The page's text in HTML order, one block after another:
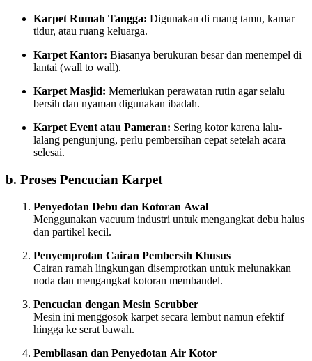
Karpet Rumah Tangga: Digunakan di ruang tamu, kamar
tidur, atau ruang keluarga.
Karpet Kantor: Biasanya berukuran besar dan menempel di
lantai (wall to wall).
Karpet Masjid: Memerlukan perawatan rutin agar selalu
bersih dan nyaman digunakan ibadah.
Karpet Event atau Pameran: Sering kotor karena lalu-
lalang pengunjung, perlu pembersihan cepat setelah acara
selesai.
b. Proses Pencucian Karpet
Penyedotan Debu dan Kotoran Awal
Menggunakan vacuum industri untuk mengangkat debu halus
dan partikel kecil.
Penyemprotan Cairan Pembersih Khusus
Cairan ramah lingkungan disemprotkan untuk melunakkan
noda dan mengangkat kotoran membandel.
Pencucian dengan Mesin Scrubber
Mesin ini menggosok karpet secara lembut namun efektif
hingga ke serat bawah.
Pembilasan dan Penyedotan Air Kotor